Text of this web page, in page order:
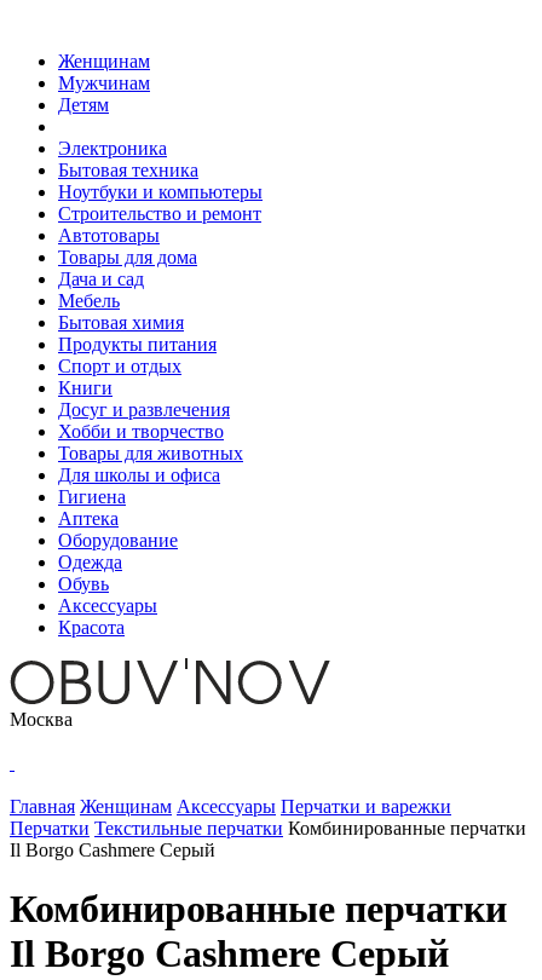
Женщинам
Мужчинам
Детям
Электроника
Бытовая техника
Ноутбуки и компьютеры
Строительство и ремонт
Автотовары
Товары для дома
Дача и сад
Мебель
Бытовая химия
Продукты питания
Спорт и отдых
Книги
Досуг и развлечения
Хобби и творчество
Товары для животных
Для школы и офиса
Гигиена
Аптека
Оборудование
Одежда
Обувь
Аксессуары
Красота
Москва
Главная Женщинам Аксессуары Перчатки и варежки
Перчатки Текстильные перчатки Комбинированные перчатки
Il Borgo Cashmere Серый
Комбинированные перчатки
Il Borgo Cashmere Серый